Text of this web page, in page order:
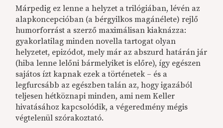
Márpedig ez lenne a helyzet a trilógiában, lévén az
alapkoncepcióban (a bérgyilkos magánélete) rejlő
humorforrást a szerző maximálisan kiaknázza:
gyakorlatilag minden novella tartogat olyan
helyzetet, epizódot, mely már az abszurd határán jár
(hiba lenne lelőni bármelyiket is előre), így egészen
sajátos ízt kapnak ezek a történetek – és a
legfurcsább az egészben talán az, hogy igazából
teljesen hétköznapi minden, ami nem Keller
hivatásához kapcsolódik, a végeredmény mégis
végtelenül szórakoztató.